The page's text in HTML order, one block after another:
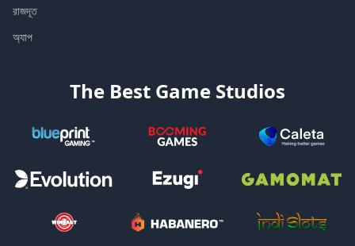
রাজদূত
অ্যাপ
The Best Game Studios